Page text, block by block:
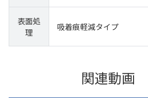
表面処
理
吸着痕軽減タイプ
関連動画